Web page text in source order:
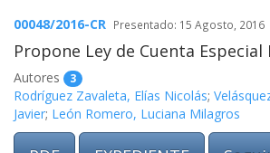
00048/2016-CR Presentado: 15 Agosto, 2016
Propone Ley de Cuenta Especial
Autores 3
Rodríguez Zavaleta, Elías Nicolás;
Javier; León Romero, Luciana Milagros